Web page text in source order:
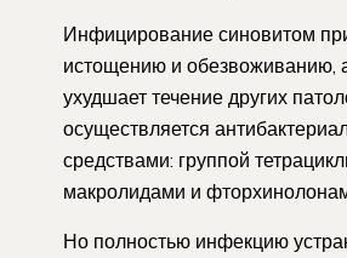
Инфицирование синовитом
истощению и обезвоживанию,
ухудшает течение других
осуществляется
средствами: группой
макролидами и
Но полностью инфекцию